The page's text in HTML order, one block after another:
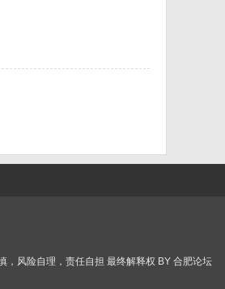
，风险自理，责任自担 最终解释权 BY 合肥论坛